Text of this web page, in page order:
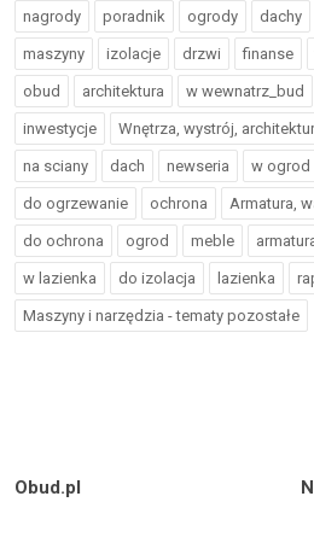
nagrody poradnik ogrody dachy
maszyny izolacje drzwi finanse
obud architektura w wewnatrz_bud
inwestycje Wnętrza, wystrój,
na sciany dach newseria w ogrod
do ogrzewanie ochrona Armatura,
do ochrona ogrod meble
w lazienka do izolacja lazienka
Maszyny i narzędzia - tematy pozostałe
Obud.pl